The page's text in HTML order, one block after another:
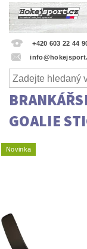
+420 603 22 44
GOALIE
Novinka